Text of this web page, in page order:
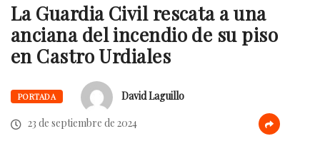
La Guardia Civil rescata a una
anciana del incendio de su piso
en Castro Urdiales
PORTADA
David Laguillo
23 de septiembre de 2024